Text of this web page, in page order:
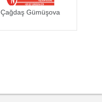
Çağdaş Gümüşova